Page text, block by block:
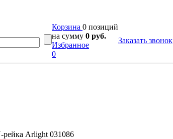
Корзина 0 позиций
на сумму 0 руб.
Избранное
0
Заказать звонок
Arlight 031086